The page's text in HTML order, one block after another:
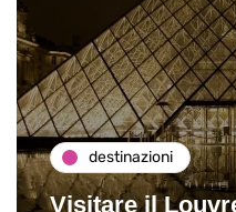
destinazioni
Visitare il